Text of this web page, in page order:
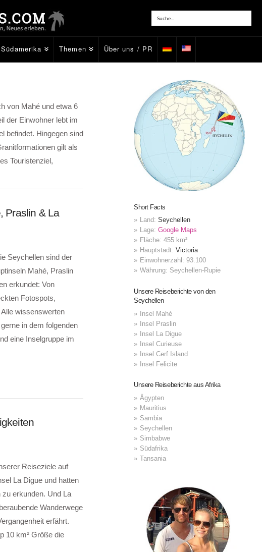
Südamerika Themen Über uns / PR
von Mahé und etwa 6
der Einwohner lebt im
befindet. Hingegen sind
gilt als
Touristenziel,
Praslin & La
Seychellen sind der
Mahé, Praslin
erkundet: Von
Fotospots,
wissenswerten
in dem folgenden
eine Inselgruppe im
Reiseziele auf
La Digue und hatten
erkunden. Und La
Wanderwege
erfährt.
10 km² Größe die
Short Facts
Land:Seychellen
Lage:Google Maps
Fläche: 455 km²
Hauptstadt:Victoria
Einwohnerzahl: 93.100
Währung: Seychellen-Rupie
Unsere Reiseberichte von den
Seychellen
Insel Mahé
Insel Praslin
Insel La Digue
Insel Curieuse
Insel Cerf Island
Insel Felicite
Unsere Reiseberichte aus Afrika
Ägypten
Mauritius
Sambia
Seychellen
Simbabwe
Südafrika
Tansania